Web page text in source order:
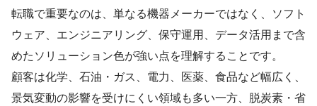
転職で重要なのは、単なる機器メーカーではなく、ソフト
ウェア、エンジニアリング、保守運用、データ活用まで含
めたソリューション色が強い点を理解することです。
顧客は化学、石油・ガス、電力、医薬、食品など幅広く、
景気変動の影響を受けにくい領域も多い一方、脱炭素・省